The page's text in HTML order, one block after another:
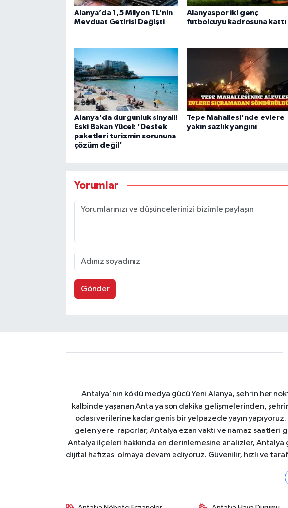
Alanya’da 1,5 Milyon TL’nin
Mevduat Getirisi Değişti
Alanyaspor iki genç
futbolcuyu kadrosuna kattı
Alanya'da durgunluk sinyali!
Eski Bakan Yücel: 'Destek
paketleri turizmin sorununa
çözüm değil'
Tepe Mahallesi'nde evlere
yakın sazlık yangını
Yorumlar
Gönder
Antalya'nın köklü medya gücü Yeni Alanya, şehrin her
kalbinde yaşanan Antalya son dakika gelişmelerinden,
odası verilerine kadar geniş bir yelpazede yayın
gelen yerel raporlar, Antalya ezan vakti ve namaz saatleri
Antalya ilçeleri hakkında en derinlemesine analizler, Antalya
dijital hafızası olmaya devam ediyoruz. Güvenilir, hızlı ve